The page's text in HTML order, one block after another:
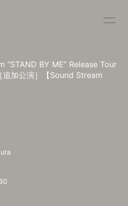
BIO
“STAND BY ME” Release Tour
加公演］【Sound Stream